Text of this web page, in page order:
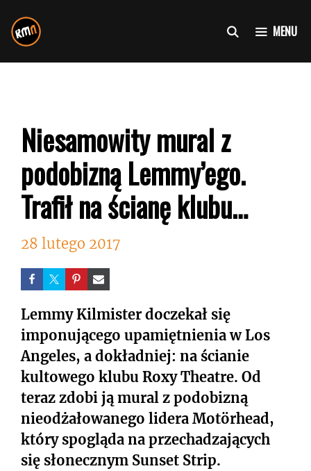
do
treści
MENU
Niesamowity mural z
podobizną Lemmy’ego.
Trafił na ścianę klubu…
28 lutego 2017
Lemmy Kilmister doczekał się
imponującego upamiętnienia w Los
Angeles, a dokładniej: na ścianie
kultowego klubu Roxy Theatre. Od
teraz zdobi ją mural z podobizną
nieodżałowanego lidera Motörhead,
który spogląda na przechadzających
się słonecznym Sunset Strip.